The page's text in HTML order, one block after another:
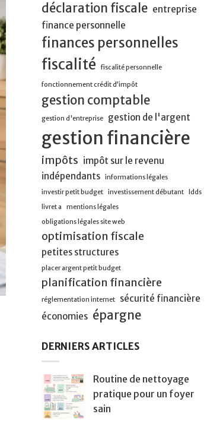
déclaration fiscale entreprise
finance personnelle
finances personnelles
fiscalité fiscalité personnelle
fonctionnement crédit d’impôt
gestion comptable
gestion d'entreprise gestion de l'argent
gestion financière
impôts impôt sur le revenu
indépendants
informations légales
investir petit budget
investissement débutant
ldds
livret a
mentions légales
obligations légales site web
optimisation fiscale
petites structures
placer argent petit budget
planification financière
réglementation internet
sécurité financière
économies épargne
DERNIERS ARTICLES
Routine de nettoyage
pratique pour un foyer
sain